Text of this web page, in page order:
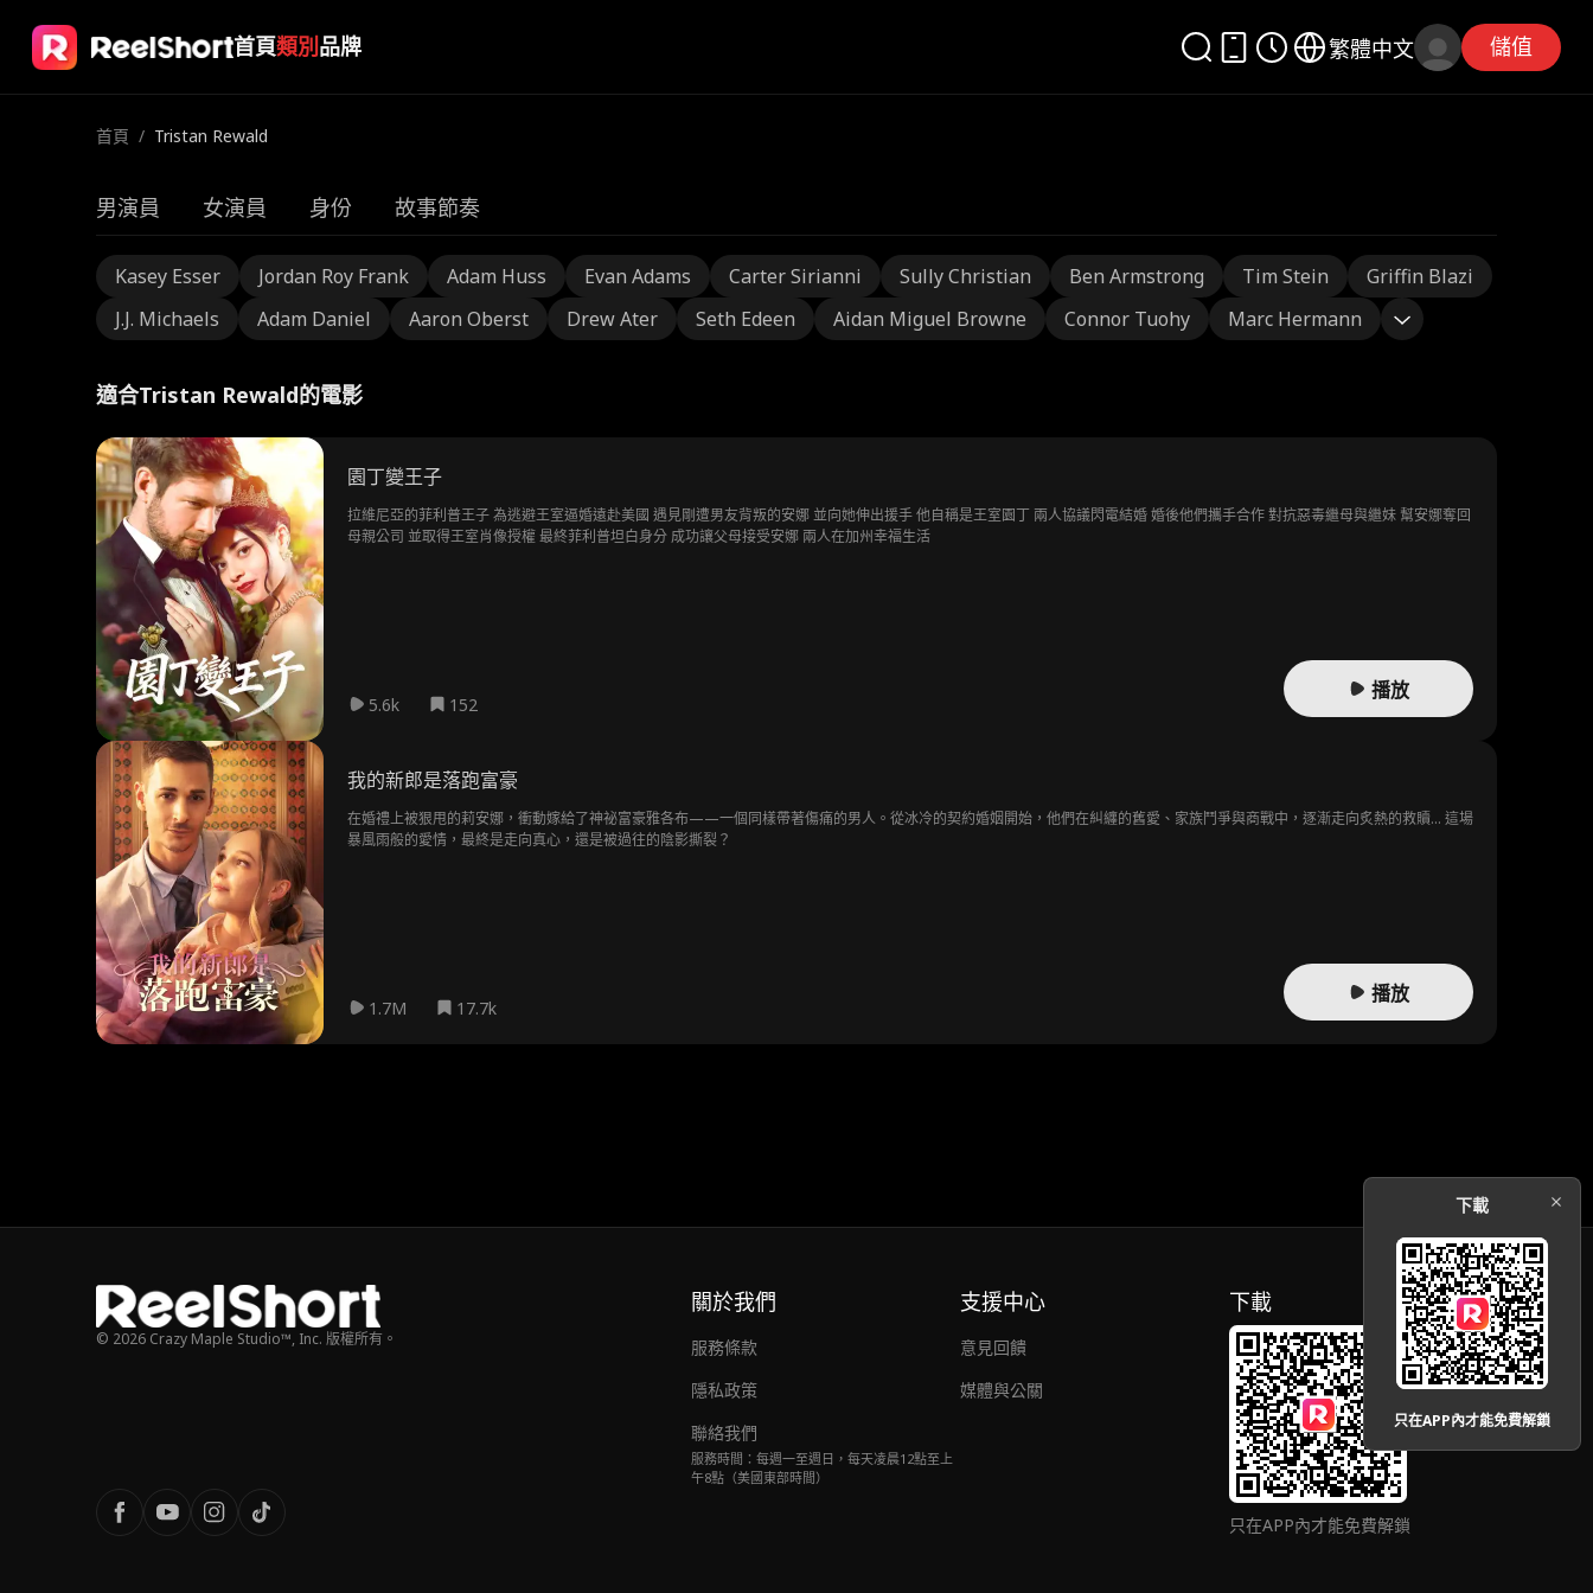
首頁類別 品牌 繁體中文 儲值
首頁 / Tristan Rewald
男演員 女演員 身份 故事節奏
Kasey Esser Jordan Roy Frank Adam Huss Evan Adams Carter Sirianni Sully Christian Ben Armstrong Tim Stein
Griffin Blazi
J.J. Michaels
Adam Daniel Aaron Oberst Drew Ater Seth Edeen Aidan Miguel Browne Connor Tuohy Marc Hermann
適合Tristan Rewald的電影
園丁變王子
拉維尼亞的菲利普王子 為逃避王室逼婚遠赴美國 遇見剛遭男友背叛的安娜 並向她伸出援手 他自稱是王室園丁 兩人協議閃電結婚 婚後他們攜手合作 對抗惡毒繼母與繼妹 幫安娜奪回
母親公司 並取得王室肖像授權 最終菲利普坦白身分 成功讓父母接受安娜 兩人在加州幸福生活
5.6k 152
播放
我的新郎是落跑富豪
在婚禮上被狠甩的莉安娜，衝動嫁給了神祕富豪雅各布——一個同樣帶著傷痛的男人。從冰冷的契約婚姻開始，他們在糾纏的舊愛、家族鬥爭與商戰中，逐漸走向炙熱的救贖... 這場
暴風雨般的愛情，最終是走向真心，還是被過往的陰影撕裂？
1.7M 17.7k
播放
© 2026 Crazy Maple Studio™, Inc. 版權所有。
關於我們
服務條款
隱私政策
聯絡我們
服務時間：每週一至週日，每天凌晨12點至上
午8點（美國東部時間）
支援中心
意見回饋
媒體與公關
下載
只在APP內才能免費解鎖
下載
只在APP內才能免費解鎖